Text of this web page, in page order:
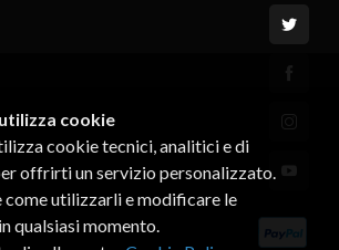
cookie
cookie tecnici, analitici e di
offrirti un servizio personalizzato.
come utilizzarli e modificare le
qualsiasi momento.